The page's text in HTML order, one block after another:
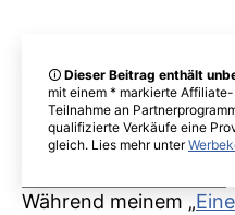
🛈 Dieser Beitrag enthält
mit einem * markierte
Teilnahme an
qualifizierte Verkäufe eine
gleich. Lies mehr unter
Während meinem „